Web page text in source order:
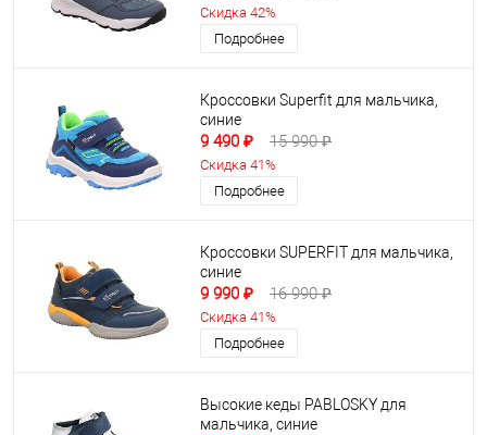
Скидка 42%
Подробнее
Кроссовки Superfit для мальчика,
синие
9 490 ₽ 15 990 ₽
Скидка 41%
Подробнее
Кроссовки SUPERFIT для мальчика,
синие
9 990 ₽ 16 990 ₽
Скидка 41%
Подробнее
Высокие кеды PABLOSKY для
мальчика, синие